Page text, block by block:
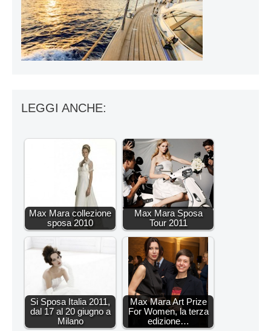
LEGGI ANCHE:
Max Mara collezione
sposa 2010
Max Mara Sposa
Tour 2011
Si Sposa Italia 2011,
dal 17 al 20 giugno a
Milano
Max Mara Art Prize
For Women, la terza
edizione…